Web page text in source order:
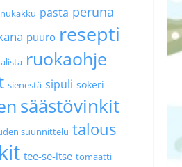
pasta peruna
puuro resepti
ruokaohje
sienestä sipuli sokeri
säästövinkit
suunnittelu talous
tee-se-itse tomaatti